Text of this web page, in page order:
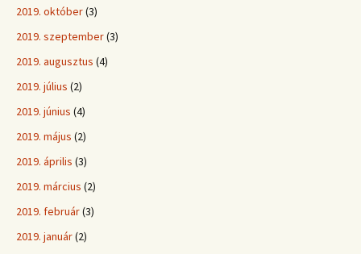
2019. október(3)
2019. szeptember(3)
2019. augusztus (4)
2019. július (2)
2019. június (4)
2019. május (2)
2019. április (3)
2019. március (2)
2019. február(3)
2019. január(2)